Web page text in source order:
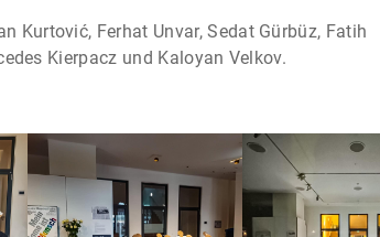
Kurtović, Ferhat Unvar, Sedat Gürbüz, Fatih
Kierpacz und Kaloyan Velkov.